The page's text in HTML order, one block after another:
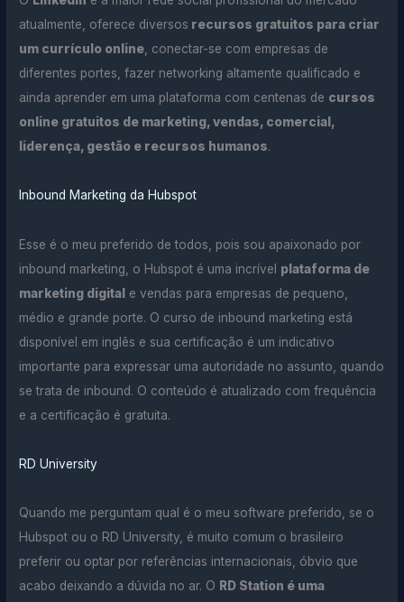
atualmente, oferece diversos recursos gratuitos para criar
um currículo online , conectar-se com empresas de
diferentes portes, fazer networking altamente qualificado e
ainda aprender em uma plataforma com centenas de cursos
online gratuitos de marketing, vendas, comercial,
liderença, gestão e recursos humanos.
Inbound Marketing da Hubspot
Esse é o meu preferido de todos, pois sou apaixonado por
inbound marketing, o Hubspot é uma incrível plataforma de
marketing digital e vendas para empresas de pequeno,
médio e grande porte. O curso de inbound marketing está
disponível em inglês e sua certificação é um indicativo
importante para expressar uma autoridade no assunto, quando
se trata de inbound. O conteúdo é atualizado com frequência
e a certificação é gratuita.
RD University
Quando me perguntam qual é o meu software preferido, se o
Hubspot ou o RD University, é muito comum o brasileiro
preferir ou optar por referências internacionais, óbvio que
acabo deixando a dúvida no ar. O RD Station é uma